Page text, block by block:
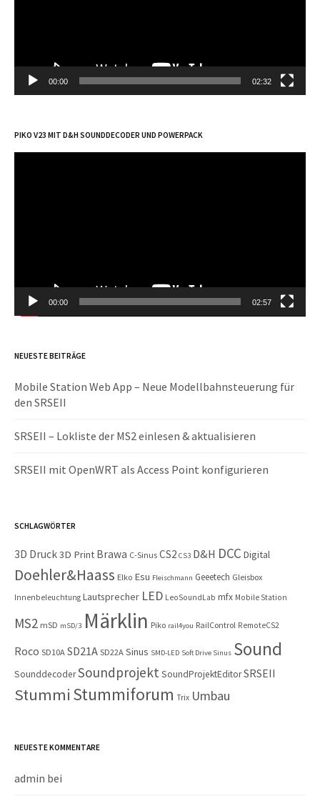
00:00 02:32
PIKO V23 MIT D&H SOUNDDECODER UND POWERPACK
00:00 02:57
NEUESTE BEITRÄGE
Mobile Station Web App – Neue Modellbahnsteuerung für
den SRSEII
SRSEII – Lokliste der MS2 einlesen & aktualisieren
SRSEII mit OpenWRT als Access Point konfigurieren
SCHLAGWÖRTER
3D Druck3D Print Brawa C-Sinus CS2 CS3 D&H DCC Digital
Doehler&Haass Elko Esu Fleischmann Geeetech Gleisbox
Innenbeleuchtung Lautsprecher LED LeoSoundLab mfx Mobile Station
MS2 mSD mSD/3 Märklin Piko rail4you RailControl RemoteCS2
Roco SD10A SD21A SD22A Sinus SMD-LED Soft Drive Sinus Sound
SounddecoderSoundprojektSoundProjektEditorSRSEII
Stummi Stummiforum Trix Umbau
NEUESTE KOMMENTARE
admin bei